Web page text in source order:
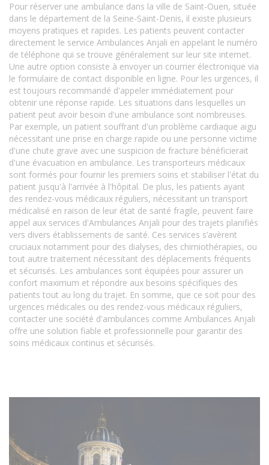
Pour réserver une ambulance dans la ville de Saint-Ouen, située
dans le département de la Seine-Saint-Denis, il existe plusieurs
moyens pratiques et rapides. Les patients peuvent contacter
directement le service Ambulances Anjali en appelant le numéro
de téléphone qui se trouve généralement sur leur site internet.
Une autre option consiste à envoyer un courrier électronique via
le formulaire de contact disponible en ligne. Pour les urgences, il
est toujours recommandé d'appeler immédiatement pour
obtenir une réponse rapide. Les situations dans lesquelles un
patient peut avoir besoin d'une ambulance sont nombreuses.
Par exemple, un patient souffrant d'un problème cardiaque aigu
nécessitant une prise en charge rapide ou une personne victime
d'une chute grave avec une suspicion de fracture bénéficierait
d'une évacuation en ambulance. Les transporteurs médicaux
sont formés pour fournir les premiers soins et stabiliser l'état du
patient jusqu'à l'arrivée à l'hôpital. De plus, les patients ayant
des rendez-vous médicaux réguliers, nécessitant un transport
médicalisé en raison de leur état de santé fragile, peuvent faire
appel aux services d'Ambulances Anjali pour des trajets planifiés
vers divers établissements de santé. Ces services s’avèrent
cruciaux notamment pour des dialyses, des chimiothérapies, ou
tout autre traitement nécessitant des déplacements fréquents
et sécurisés. Les ambulances sont équipées pour assurer un
confort maximum et répondre aux besoins spécifiques des
patients tout au long du trajet. En somme, que ce soit pour des
urgences médicales ou des rendez-vous médicaux réguliers,
contacter une société d'ambulances comme Ambulances Anjali
offre une solution fiable et professionnelle pour garantir des
soins médicaux continus et sécurisés.